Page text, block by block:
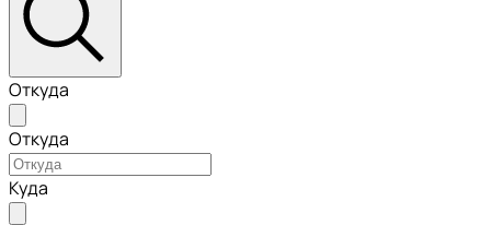
Откуда
Откуда
Куда